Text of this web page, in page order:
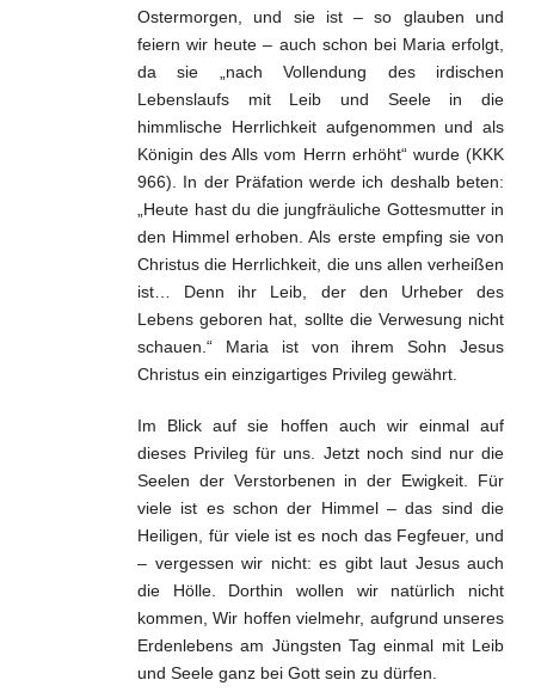
Ostermorgen, und sie ist – so glauben und
feiern wir heute – auch schon bei Maria erfolgt,
da sie „nach Vollendung des irdischen
Lebenslaufs mit Leib und Seele in die
himmlische Herrlichkeit aufgenommen und als
Königin des Alls vom Herrn erhöht“ wurde (KKK
966). In der Präfation werde ich deshalb beten:
„Heute hast du die jungfräuliche Gottesmutter in
den Himmel erhoben. Als erste empfing sie von
Christus die Herrlichkeit, die uns allen verheißen
ist… Denn ihr Leib, der den Urheber des
Lebens geboren hat, sollte die Verwesung nicht
schauen.“ Maria ist von ihrem Sohn Jesus
Christus ein einzigartiges Privileg gewährt.
Im Blick auf sie hoffen auch wir einmal auf
dieses Privileg für uns. Jetzt noch sind nur die
Seelen der Verstorbenen in der Ewigkeit. Für
viele ist es schon der Himmel – das sind die
Heiligen, für viele ist es noch das Fegfeuer, und
– vergessen wir nicht: es gibt laut Jesus auch
die Hölle. Dorthin wollen wir natürlich nicht
kommen, Wir hoffen vielmehr, aufgrund unseres
Erdenlebens am Jüngsten Tag einmal mit Leib
und Seele ganz bei Gott sein zu dürfen.